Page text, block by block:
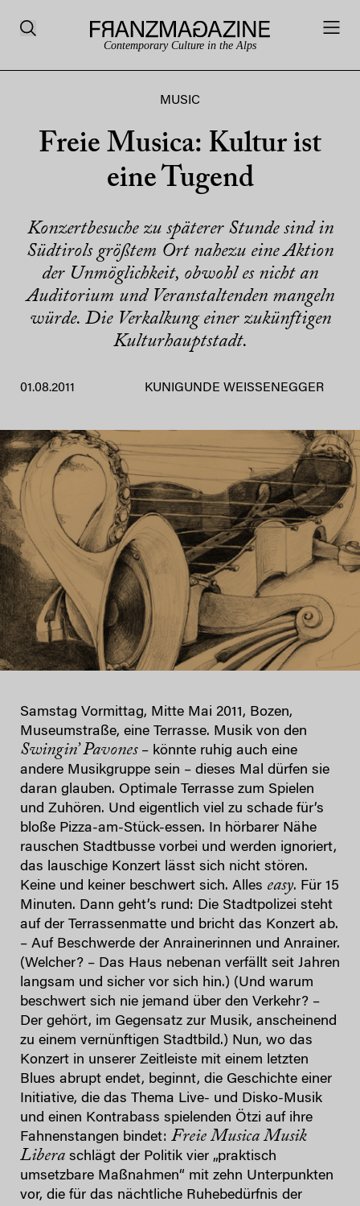
Contemporary Culture in the Alps
MUSIC
Freie Musica: Kultur ist
eine Tugend
Konzertbesuche zu späterer Stunde sind in
Südtirols größtem Ort nahezu eine Aktion
der Unmöglichkeit, obwohl es nicht an
Auditorium und Veranstaltenden mangeln
würde. Die Verkalkung einer zukünftigen
Kulturhauptstadt.
01.08.2011 KUNIGUNDE WEISSENEGGER
Samstag Vormittag, Mitte Mai 2011, Bozen,
Museumstraße, eine Terrasse. Musik von den
Swingin’ Pavones – könnte ruhig auch eine
andere Musikgruppe sein – dieses Mal dürfen sie
daran glauben. Optimale Terrasse zum Spielen
und Zuhören. Und eigentlich viel zu schade für’s
bloße Pizza-am-Stück-essen. In hörbarer Nähe
rauschen Stadtbusse vorbei und werden ignoriert,
das lauschige Konzert lässt sich nicht stören.
Keine und keiner beschwert sich. Alles easy. Für 15
Minuten. Dann geht’s rund: Die Stadtpolizei steht
auf der Terrassenmatte und bricht das Konzert ab.
– Auf Beschwerde der Anrainerinnen und Anrainer.
(Welcher? – Das Haus nebenan verfällt seit Jahren
langsam und sicher vor sich hin.) (Und warum
beschwert sich nie jemand über den Verkehr? –
Der gehört, im Gegensatz zur Musik, anscheinend
zu einem vernünftigen Stadtbild.) Nun, wo das
Konzert in unserer Zeitleiste mit einem letzten
Blues abrupt endet, beginnt, die Geschichte einer
Initiative, die das Thema Live- und Disko-Musik
und einen Kontrabass spielenden Ötzi auf ihre
Fahnenstangen bindet: Freie Musica Musik
Libera schlägt der Politik vier „praktisch
umsetzbare Maßnahmen“ mit zehn Unterpunkten
vor, die für das nächtliche Ruhebedürfnis der